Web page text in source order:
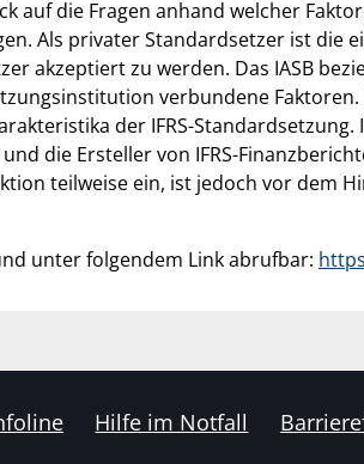
auf die Fragen anhand welcher
Als privater Standardsetzer ist die
akzeptiert zu werden. Das IASB
verbundene
der IFRS-
die Ersteller von IFRS-
teilweise ein, ist jedoch vor dem
unter folgendem Link abrufbar:
Hilfe im Notfall